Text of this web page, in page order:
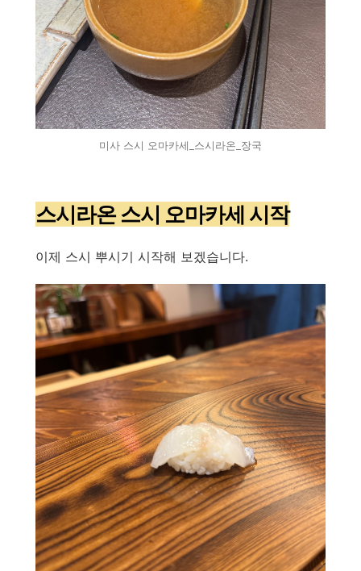
미사 스시 오마카세_스시라온_장국
스시라온 스시 오마카세 시작
이제 스시 뿌시기 시작해 보겠습니다.